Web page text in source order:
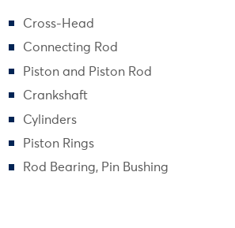
Cross-Head
Connecting Rod
Piston and Piston Rod
Crankshaft
Cylinders
Piston Rings
Rod Bearing, Pin Bushing